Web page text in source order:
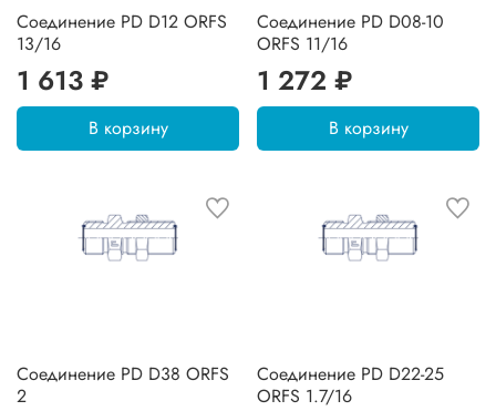
Соединение PD D12 ORFS
13/16
1 613 ₽
В корзину
Соединение PD D08-10
ORFS 11/16
1 272 ₽
В корзину
Соединение PD D38 ORFS
2
Соединение PD D22-25
ORFS 1.7/16